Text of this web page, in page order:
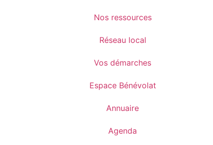
Nos ressources
Réseau local
Vos démarches
Espace Bénévolat
Annuaire
Agenda